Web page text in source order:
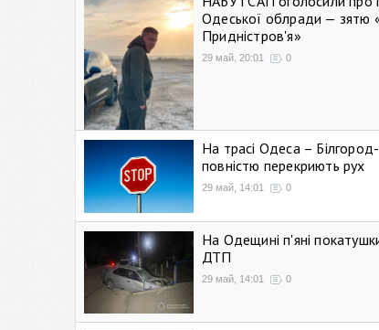
Одеської облради — зятю
Придністров'я»
29 май, 20:01 0
На трасі Одеса –
повністю перекриють рух
29 май, 14:01 0
На Одещині п'яні покатушки
ДТП
29 май, 14:01 0